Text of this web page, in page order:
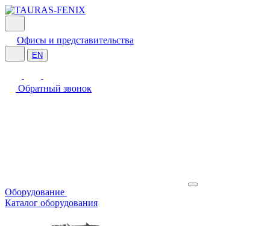
Офисы и представительства
EN
Обратный звонок
Оборудование
Каталог оборудования